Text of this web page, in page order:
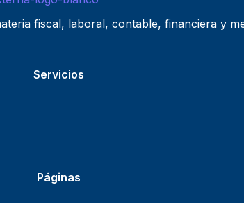
fiscal, laboral, contable, financiera y
Servicios
Páginas